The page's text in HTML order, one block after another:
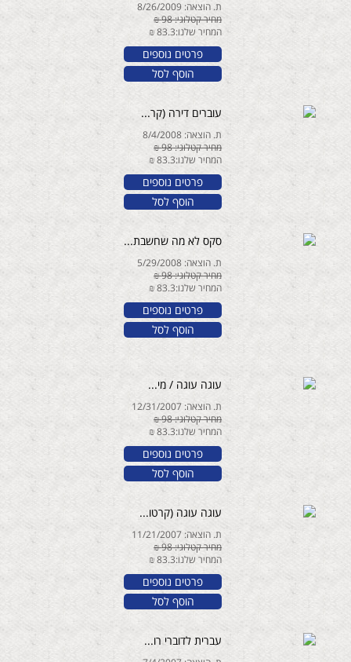
ת. הוצאה: 8/26/2009
מחיר קטלוגי: 98 ₪
המחיר שלנו:83.3 ₪
פרטים נוספים
הוסף לסל
עוברים דירה (קר...
ת. הוצאה: 8/4/2008
מחיר קטלוגי: 98 ₪
המחיר שלנו:83.3 ₪
פרטים נוספים
הוסף לסל
סקס לא מה שחשבת...
ת. הוצאה: 5/29/2008
מחיר קטלוגי: 98 ₪
המחיר שלנו:83.3 ₪
פרטים נוספים
הוסף לסל
עוגה עוגה / מי...
ת. הוצאה: 12/31/2007
מחיר קטלוגי: 98 ₪
המחיר שלנו:83.3 ₪
פרטים נוספים
הוסף לסל
עוגה עוגה (קרטו...
ת. הוצאה: 11/21/2007
מחיר קטלוגי: 98 ₪
המחיר שלנו:83.3 ₪
פרטים נוספים
הוסף לסל
עברית לדוברי רו...